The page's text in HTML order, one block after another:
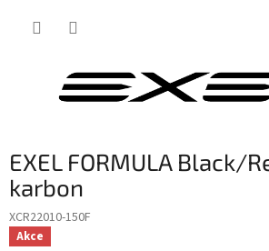
EXEL FORMULA Black/
karbon
XCR22010-150F
Akce